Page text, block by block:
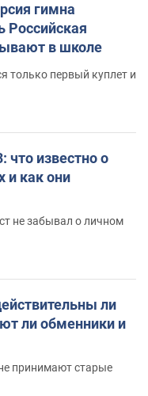
гимна
Российская
в школе
только первый куплет и
что известно о
и как они
не забывал о личном
ли
ли обменники и
принимают старые